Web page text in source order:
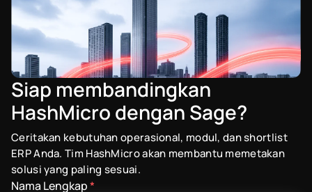
Siap membandingkan
HashMicro dengan Sage?
Ceritakan kebutuhan operasional, modul, dan shortlist
ERP Anda. Tim HashMicro akan membantu memetakan
solusi yang paling sesuai.
Nama Lengkap*